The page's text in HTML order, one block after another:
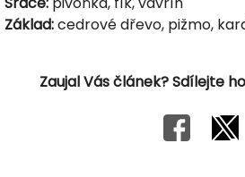
Základ:cedrové dřevo, pižmo,
Zaujal Vás článek? Sdílejte